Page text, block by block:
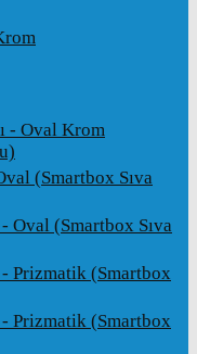
- Oval Krom
(Smartbox Sıva
Oval (Smartbox Sıva
Prizmatik (Smartbox
Prizmatik (Smartbox